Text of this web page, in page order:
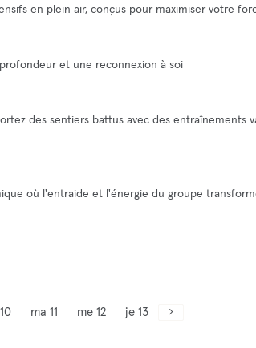
en plein air, conçus pour maximiser votre
et une reconnexion à soi
des sentiers battus avec des entraînements
où l'entraide et l'énergie du groupe
ma 11 me 12 je 13